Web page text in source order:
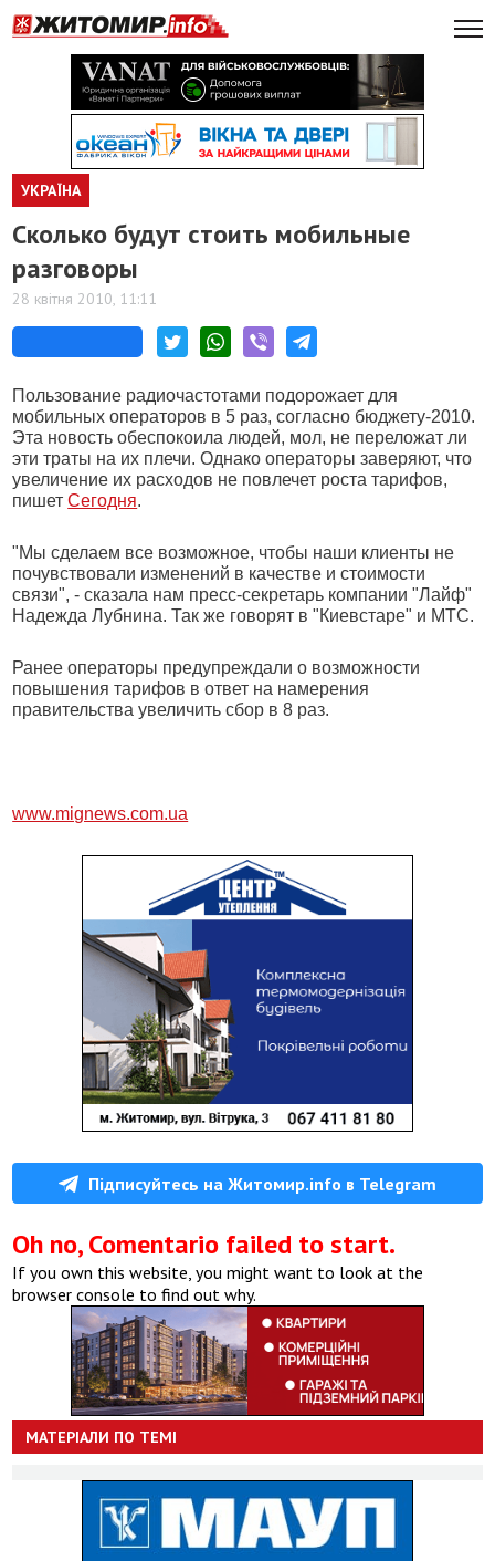
УКРАЇНА
Сколько будут стоить мобильные
разговоры
28 квітня 2010, 11:11
Пользование радиочастотами подорожает для
мобильных операторов в 5 раз, согласно бюджету-2010.
Эта новость обеспокоила людей, мол, не переложат ли
эти траты на их плечи. Однако операторы заверяют, что
увеличение их расходов не повлечет роста тарифов,
пишетСегодня.
"Мы сделаем все возможное, чтобы наши клиенты не
почувствовали изменений в качестве и стоимости
связи", - сказала нам пресс-секретарь компании "Лайф"
Надежда Лубнина. Так же говорят в "Киевстаре" и МТС.
Ранее операторы предупреждали о возможности
повышения тарифов в ответ на намерения
правительства увеличить сбор в 8 раз.
www.mignews.com.ua
Підписуйтесь на Житомир.info в Telegram
Oh no, Comentario failed to start.
If you own this website, you might want to look at the
browser console to find out why.
МАТЕРІАЛИ ПО ТЕМІ